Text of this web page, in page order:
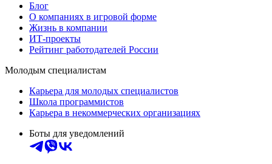
Блог
О компаниях в игровой форме
Жизнь в компании
ИТ-проекты
Рейтинг работодателей России
Молодым специалистам
Карьера для молодых специалистов
Школа программистов
Карьера в некоммерческих организациях
Боты для уведомлений